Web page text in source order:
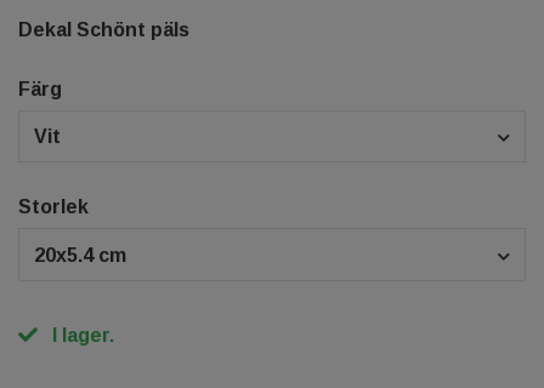
Dekal Schönt päls
Färg
Vit
Storlek
20x5.4 cm
I lager.